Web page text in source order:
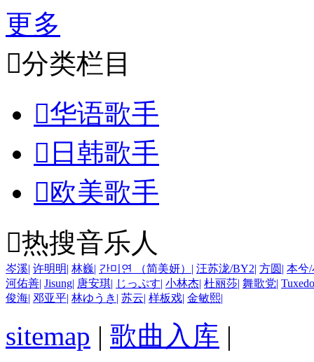
更多
分类栏目
华语歌手
 日韩歌手
欧美歌手
热搜音乐人
岑溪| 许明明| 林巍| 간미연 （简美妍） | 汪苏泷/BY2| 方圆 | 本兮
河佑善| Jisung| 唐安琪| じっぷす| 小林杰| 杜丽莎| 舞歌党|
俊海| 邓亚平| 林ゆうき | 苏云| 样板戏| 金敏熙|
sitemap | 歌曲入库 |